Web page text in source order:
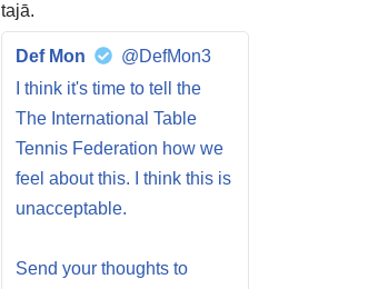
tajā.
Def Mon
@DefMon3
I think it's time to tell the
The International Table
Tennis Federation how we
feel about this. I think this is
unacceptable.
Send your thoughts to